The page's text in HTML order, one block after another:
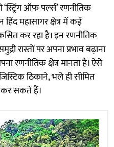
ऑफ पर्ल्स’ रणनीतिक
महासागर क्षेत्र में कई
कर रहा है। इन रणनीतिक
रास्तों पर अपना प्रभाव बढ़ाना
रणनीतिक क्षेत्र मानता है। ऐसे
ठिकाने, भले ही सीमित
कर सकते हैं।